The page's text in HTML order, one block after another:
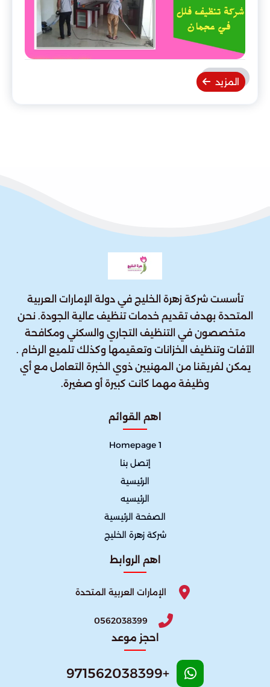
المزيد
تأسست شركة زهرة الخليج في دولة الإمارات العربية
المتحدة بهدف تقديم خدمات تنظيف عالية الجودة. نحن
متخصصون في التنظيف التجاري والسكني ومكافحة
الآفات وتنظيف الخزانات وتعقيمها وكذلك تلميع الرخام .
يمكن لفريقنا من المهنيين ذوي الخبرة التعامل مع أي
وظيفة مهما كانت كبيرة أو صغيرة.
اهم القوائم
Homepage 1
إتصل بنا
الرئيسية
الرئيسيه
الصفحة الرئيسية
شركة زهرة الخليج
اهم الروابط
الإمارات العربية المتحدة
0562038399
احجز موعد
+971562038399